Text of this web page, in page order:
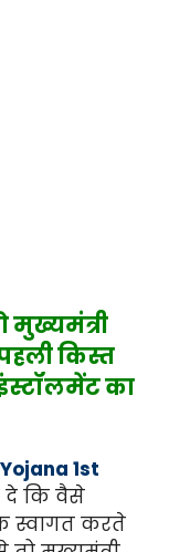
मुख्यमंत्री
किस्त
का
1st
दे कि वैसे
स्वागत करते